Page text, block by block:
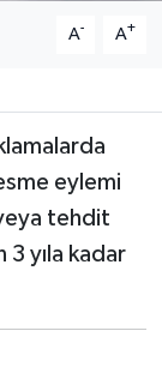
A- A+
eylemi
tehdit
3 yıla kadar